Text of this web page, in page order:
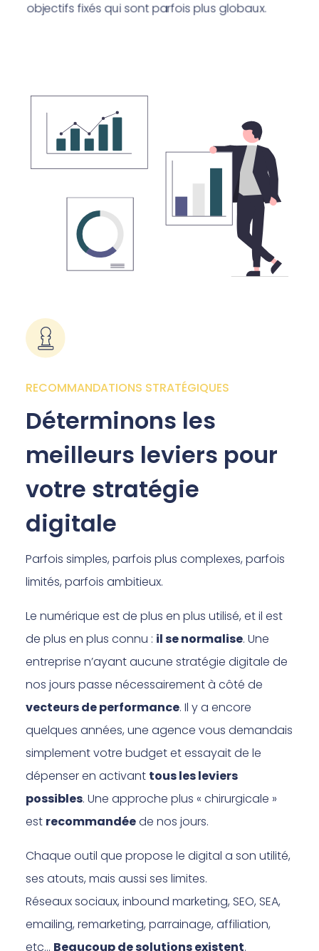
objectifs fixés qui sont parfois plus globaux.
RECOMMANDATIONS STRATÉGIQUES
Déterminons les
meilleurs leviers pour
votre stratégie
digitale
Parfois simples, parfois plus complexes, parfois
limités, parfois ambitieux.
Le numérique est de plus en plus utilisé, et il est
de plus en plus connu : il se normalise. Une
entreprise n’ayant aucune stratégie digitale de
nos jours passe nécessairement à côté de
vecteurs de performance. Il y a encore
quelques années, une agence vous demandais
simplement votre budget et essayait de le
dépenser en activant tous les leviers
possibles. Une approche plus « chirurgicale »
est recommandéede nos jours.
Chaque outil que propose le digital a son utilité,
ses atouts, mais aussi ses limites.
Réseaux sociaux, inbound marketing, SEO, SEA,
emailing, remarketing, parrainage, affiliation,
etc… Beaucoup de solutions existent.